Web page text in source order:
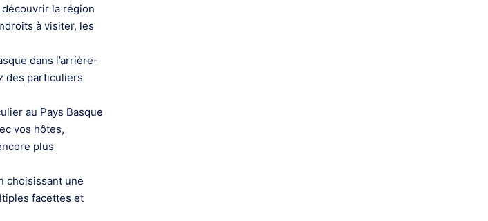
la région
à visiter, les
dans l’arrière-
des particuliers
au Pays Basque
vos hôtes,
plus
choisissant une
facettes et